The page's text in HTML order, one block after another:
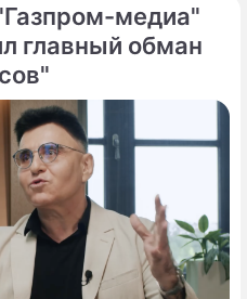
медиа"
главный обман